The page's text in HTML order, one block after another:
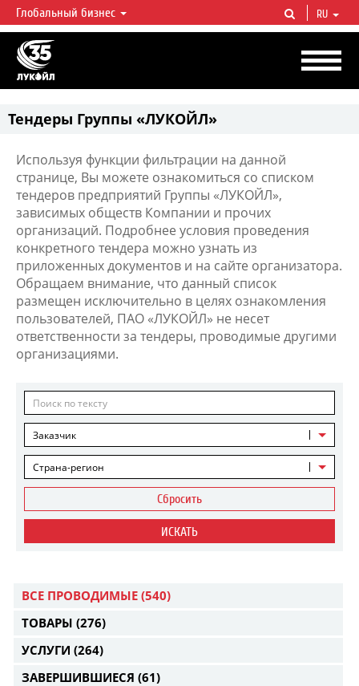
ЛУКОЙЛ СЕГОДНЯ
ЛУКОЙЛ — одна из крупнейших вертикально интегрированных
нефтегазовых компаний в мире, на долю которой приходится более 2%
мировой добычи нефти и около 1% доказанных запасов углеводородов.
Глобальный бизнес RU
Тендеры Группы «ЛУКОЙЛ»
Используя функции фильтрации на данной
странице, Вы можете ознакомиться со списком
тендеров предприятий Группы «ЛУКОЙЛ»,
зависимых обществ Компании и прочих
организаций. Подробнее условия проведения
конкретного тендера можно узнать из
приложенных документов и на сайте организатора.
Обращаем внимание, что данный список
размещен исключительно в целях ознакомления
пользователей, ПАО «ЛУКОЙЛ» не несет
ответственности за тендеры, проводимые другими
организациями.
Заказчик
Страна-регион
Сбросить
ИСКАТЬ
ВСЕ ПРОВОДИМЫЕ (540)
ТОВАРЫ (276)
УСЛУГИ (264)
ЗАВЕРШИВШИЕСЯ (61)